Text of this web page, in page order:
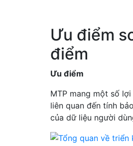
Ưu điểm
điểm
Ưu điểm
MTP mang một số
liên quan đến tính
của dữ liệu người